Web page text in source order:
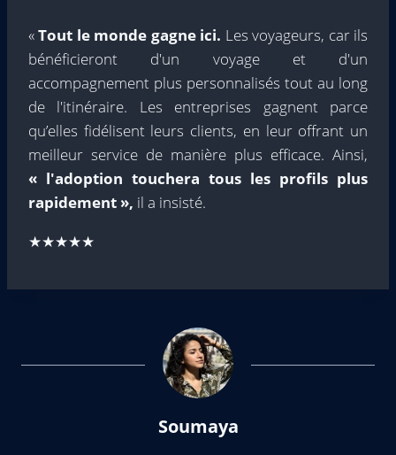
«Tout le monde gagne ici. Les voyageurs, car ils
bénéficieront d'un voyage et d'un
accompagnement plus personnalisés tout au long
de l'itinéraire. Les entreprises gagnent parce
qu’elles fidélisent leurs clients, en leur offrant un
meilleur service de manière plus efficace. Ainsi,
« l'adoption touchera tous les profils plus
rapidement », il a insisté.
★★★★★
Soumaya